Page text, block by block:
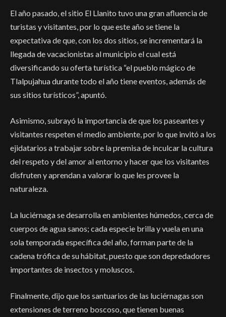
El año pasado, el sitio El Llanito tuvo una gran afluencia de
turistas y visitantes, por lo que este año se tiene la
expectativa de que, con los dos sitios, se incrementará la
llegada de vacacionistas al municipio el cual está
diversificando su oferta turística “el pueblo mágico de
Tlalpujahua durante todo el año tiene eventos, además de
sus sitios turísticos”, apuntó.
Asimismo, subrayó la importancia de que los paseantes y
visitantes respeten el medio ambiente, por lo que invitó a los
ejidatarios a trabajar sobre la premisa de inculcar la cultura
del respeto y del amor al entorno y hacer que los visitantes
disfruten y aprendan a valorar lo que les provee la
naturaleza.
La luciérnaga se desarrolla en ambientes húmedos, cerca de
cuerpos de agua sanos; cada especie brilla y vuela en una
sola temporada específica del año, forman parte de la
cadena trófica de su hábitat, puesto que son depredadores
importantes de insectos y moluscos.
Finalmente, dijo que los santuarios de las luciérnagas son
extensiones de terreno boscoso, que tienen buenas